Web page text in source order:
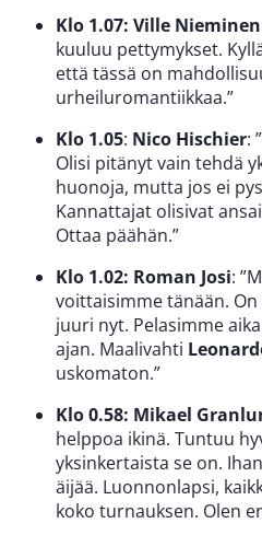
Klo 1.07: Ville Nieminen
kuuluu pettymykset.
että tässä on
urheiluromantiikkaa.”
Klo 1.05: Nico Hischier:
Olisi pitänyt vain tehdä
huonoja, mutta jos ei
Kannattajat olisivat
Ottaa päähän.”
Klo 1.02: Roman Josi:
voittaisimme tänään.
juuri nyt. Pelasimme
ajan. Maalivahti
uskomaton.”
Klo 0.58: Mikael
helppoa ikinä. Tuntuu
yksinkertaista se on.
äijää. Luonnonlapsi,
koko turnauksen. Olen